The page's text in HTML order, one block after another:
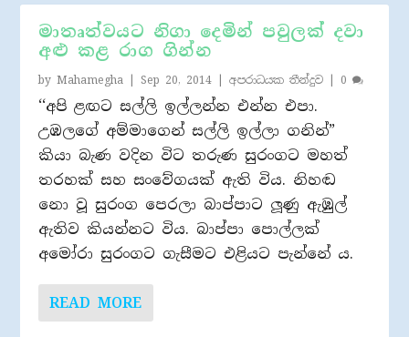
මාතෘත්වයට නිගා දෙමින් පවුලක් දවා
අළු කළ රාග ගින්න
byMahamegha |Sep 20, 2014 |අපරාධයක තීන්දුව | 0
‘‘අපි ළඟට සල්ලි ඉල්ලන්න එන්න එපා.
උඹලගේ අම්මාගෙන් සල්ලි ඉල්ලා ගනින්”
කියා බැණ වදින විට තරුණ සුරංගට මහත්
තරහක් සහ සංවේගයක් ඇති විය. නිහඬ
නො වූ සුරංග පෙරලා බාප්පාට ලූණු ඇඹුල්
ඇතිව කියන්නට විය. බාප්පා පොල්ලක්
අමෝරා සුරංගට ගැසීමට එළියට පැන්නේ ය.
READ MORE